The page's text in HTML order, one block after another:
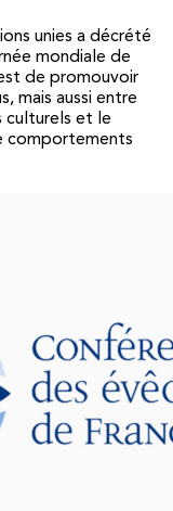
unies a décrété
mondiale de
de promouvoir
mais aussi entre
culturels et le
comportements